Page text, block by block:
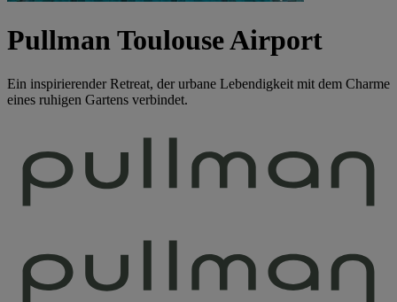
Pullman Toulouse Airport
Ein inspirierender Retreat, der urbane Lebendigkeit mit dem Charme
eines ruhigen Gartens verbindet.